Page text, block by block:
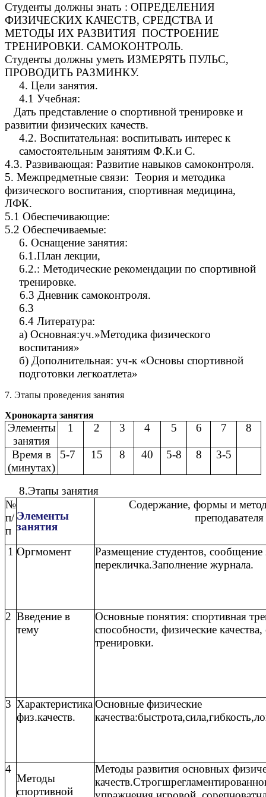
Студенты должны знать : ОПРЕДЕЛЕНИЯ
ФИЗИЧЕСКИХ КАЧЕСТВ, СРЕДСТВА И
МЕТОДЫ ИХ РАЗВИТИЯ ПОСТРОЕНИЕ
ТРЕНИРОВКИ. САМОКОНТРОЛЬ.
Студенты должны уметь ИЗМЕРЯТЬ ПУЛЬС,
ПРОВОДИТЬ РАЗМИНКУ.
4. Цели занятия.
4.1 Учебная:
Дать представление о спортивной тренировке и
развитии физических качеств.
4.2. Воспитательная: воспитывать интерес к
самостоятельным занятиям Ф.К.и С.
4.3. Развивающая: Развитие навыков самоконтроля.
5. Межпредметные связи: Теория и методика
физического воспитания, спортивная медицина,
ЛФК.
5.1 Обеспечивающие:
5.2 Обеспечиваемые:
6. Оснащение занятия:
6.1.План лекции,
6.2.: Методические рекомендации по спортивной
тренировке.
6.3 Дневник самоконтроля.
6.3
6.4 Литература:
а) Основная:уч.»Методика физического
воспитания»
б) Дополнительная: уч-к «Основы спортивной
подготовки легкоатлета»
7. Этапы проведения занятия
Хронокарта занятия
Элементы
занятия
1 2 3 4 5 6 7 8
Время в
(минутах)
5-7 15 8 40 5-8 8 3-5
8.Этапы занятия
№
п/
п
Элементы
занятия
Содержание, формы и
1 Оргмомент
Размещение студентов, сообщение
перекличка.Заполнение журнала.
2 Введение в
тему
Основные понятия: спортивная
способности, физические
тренировки.
3 Характеристика
физ.качеств.
Основные физические
4
Методы
спортивной
Методы развития основных